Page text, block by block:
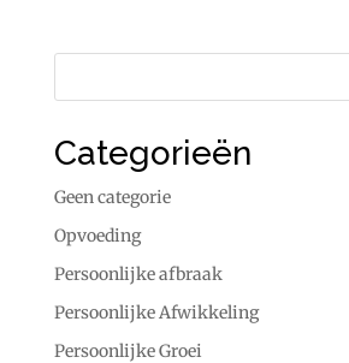
Categorieën
Geen categorie
Opvoeding
Persoonlijke afbraak
Persoonlijke Afwikkeling
Persoonlijke Groei